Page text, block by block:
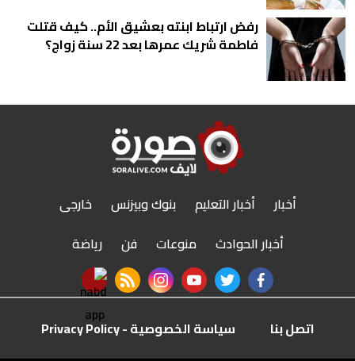
رفض ارتباط ابنته بعشيق الأم.. كيف قتلت
فاطمة شريك عمرها بعد 22 سنة زواج؟
أخبار أخبار التعليم بنوك وبيزنس
خارجى
أخبار الحوادث
منوعات فن
رياضة
facebook
twitter
youtube
instagram
rss feed
nabd app
اتصل بنا سياسة الخصوصية - Privacy Policy